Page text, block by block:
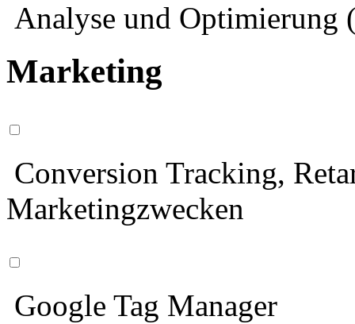
Analyse und Optimierung
Marketing
Conversion Tracking,
Marketingzwecken
Google Tag Manager